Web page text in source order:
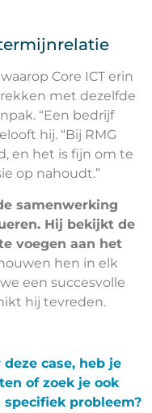
Core ICT erin
met dezelfde
“Een bedrijf
hij. “Bij RMG
en het is fijn om te
op nahoudt.”
samenwerking
Hij bekijkt de
voegen aan het
hen in elk
een succesvolle
hij tevreden.
case, heb je
of zoek je ook
probleem?